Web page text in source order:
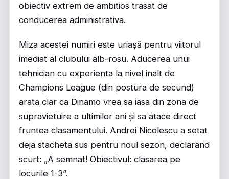
obiectiv extrem de ambitios trasat de
conducerea administrativa.
Miza acestei numiri este uriașă pentru viitorul
imediat al clubului alb-rosu. Aducerea unui
tehnician cu experienta la nivel inalt de
Champions League (din postura de secund)
arata clar ca Dinamo vrea sa iasa din zona de
supravietuire a ultimilor ani și sa atace direct
fruntea clasamentului. Andrei Nicolescu a setat
deja stacheta sus pentru noul sezon, declarand
scurt: „A semnat! Obiectivul: clasarea pe
locurile 1-3”.